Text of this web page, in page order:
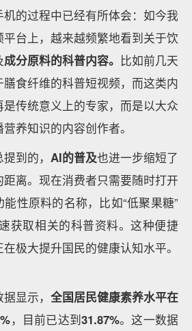
的过程中已经有所体会：如今我
台上，越来越频繁地看到关于饮
成分原料的科普内容。 比如前几天
食纤维的科普短视频，而这类内
传统意义上的专家，而是以大众
养知识的内容创作者。
到的， AI的普及也进一步缩短了
离。现在消费者只需要随时打开
性原料的名称，比如“低聚果糖”
获取相关的科普资料。这种便捷
极大提升国民的健康认知水平。
显示， 全国居民健康素养水平在
，目前已达到31.87%。这一数据